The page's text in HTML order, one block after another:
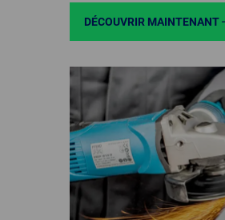
DÉCOUVRIR MAINTENANT